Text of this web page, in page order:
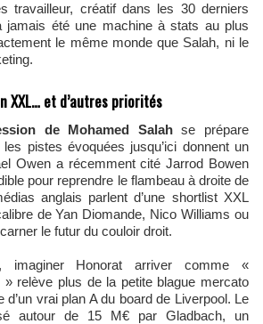
travailleur, créatif dans les 30 derniers
jamais été une machine à stats au plus
le même monde que Salah, ni le
XXL… et d’autres priorités
de Mohamed Salahse prépare
pistes évoquées jusqu’ici donnent un
Owen a récemment cité Jarrod Bowen
pour reprendre le flambeau à droite de
anglais parlent d’une shortlist XXL
de Yan Diomande, Nico Williams ou
le futur du couloir droit.
imaginer Honorat arriver comme «
» relève plus de la petite blague mercato
d’un vrai plan A du board de Liverpool. Le
autour de 15 M€ par Gladbach, un